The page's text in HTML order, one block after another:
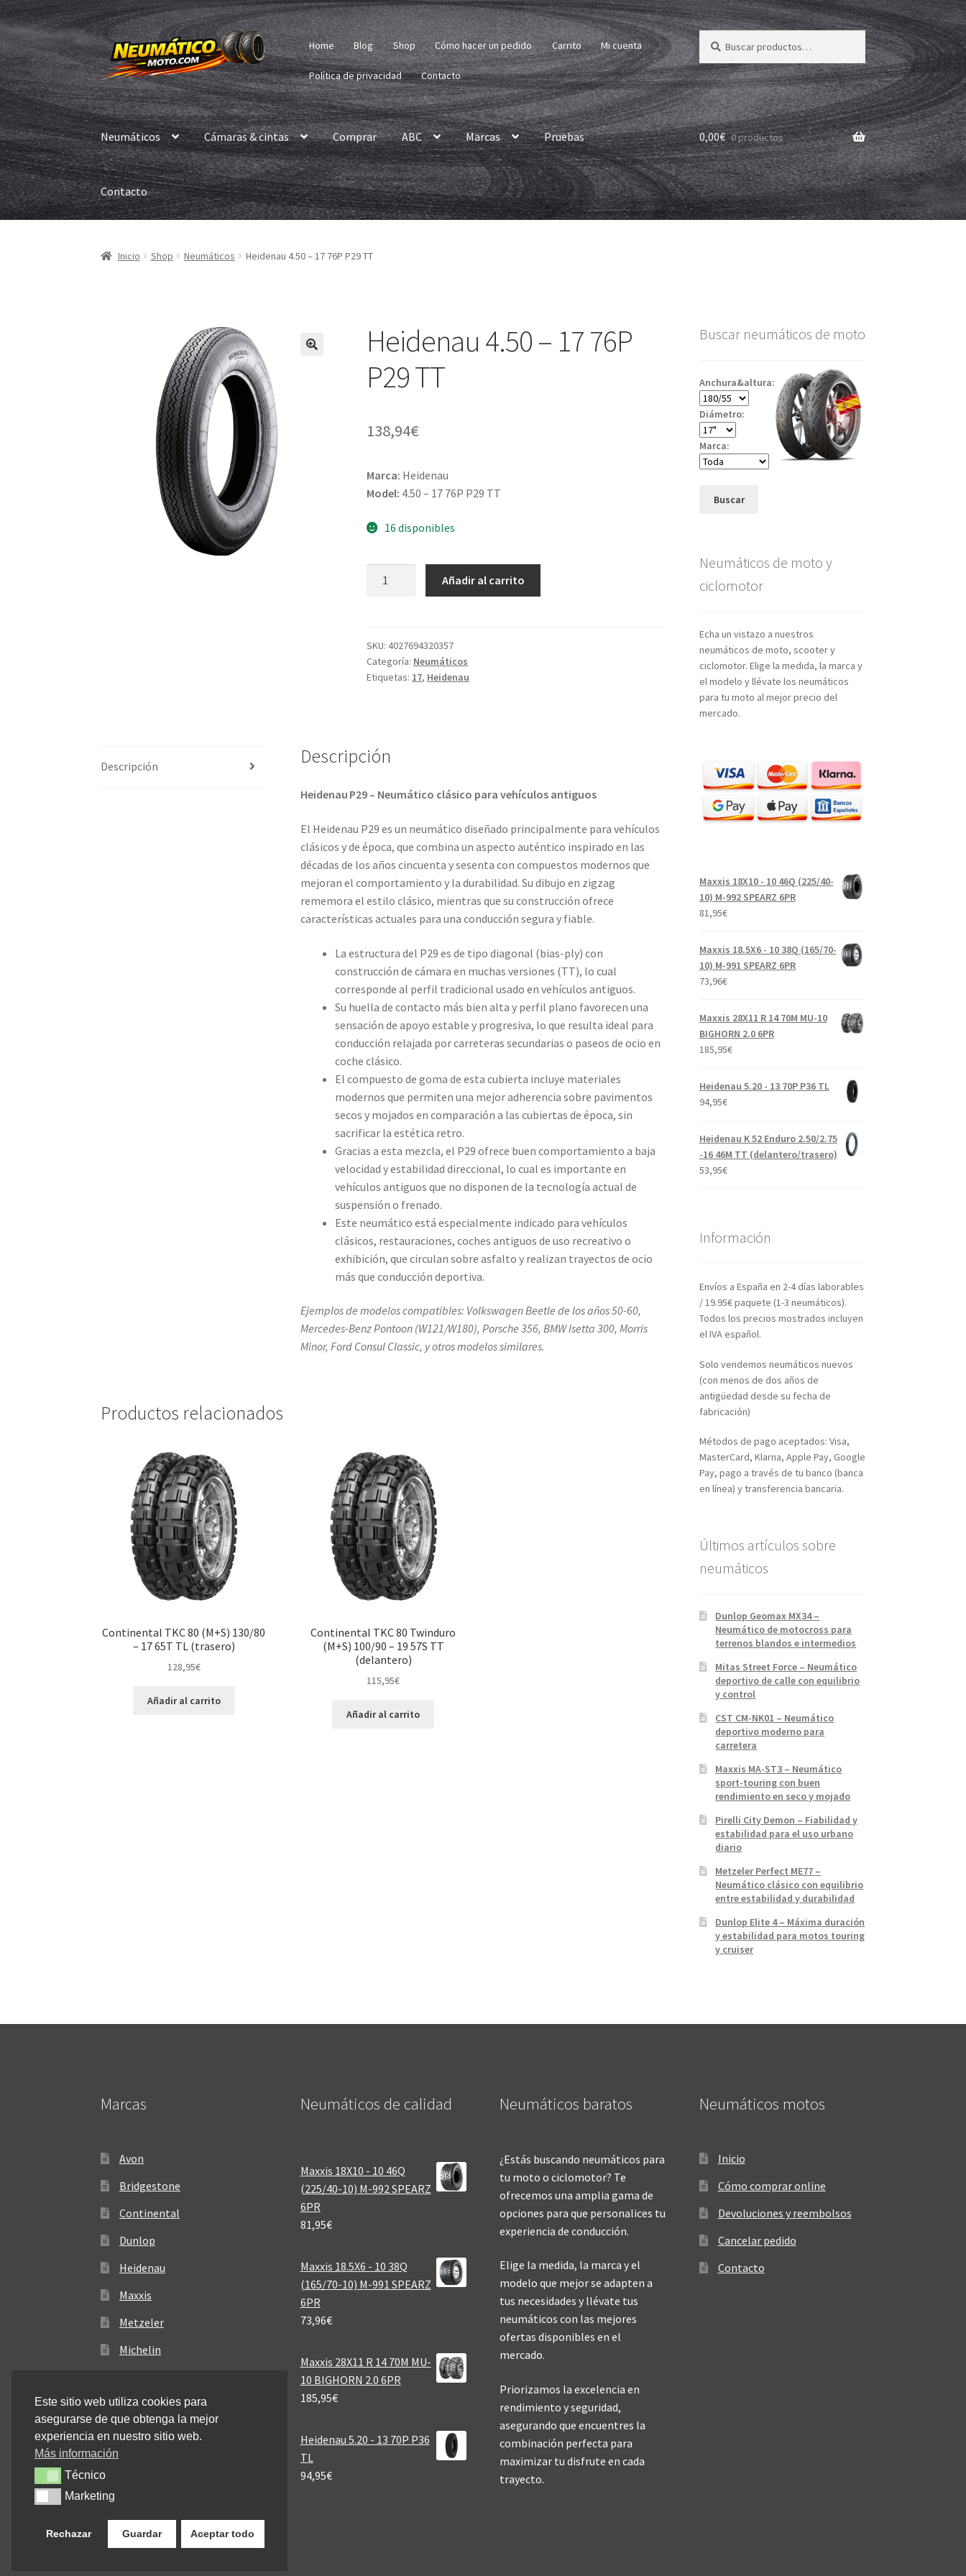
Ir
a
la
navegación
Ir
al
contenido
Home Blog Shop Cómo hacer un pedido Carrito Mi cuenta
Política de privacidad Contacto
Buscar
por:
Buscar
Neumáticos Cámaras & cintas Comprar ABC Marcas Pruebas
Contacto
0,00€ 0 productos
Inicio Shop Neumáticos Heidenau 4.50 – 17 76P P29 TT
Heidenau 4.50 – 17 76P
P29 TT
138,94€
Marca: Heidenau
Model: 4.50 – 17 76P P29 TT
16 disponibles
76P
P29
TT
Añadir al carrito
SKU:4027694320357
Categoría: Neumáticos
Etiquetas: 17, Heidenau
Descripción Descripción
Heidenau P29 – Neumático clásico para vehículos antiguos
El Heidenau P29 es un neumático diseñado principalmente para vehículos
clásicos y de época, que combina un aspecto auténtico inspirado en las
décadas de los años cincuenta y sesenta con compuestos modernos que
mejoran el comportamiento y la durabilidad. Su dibujo en zigzag
rememora el estilo clásico, mientras que su construcción ofrece
características actuales para una conducción segura y fiable.
La estructura del P29 es de tipo diagonal (bias-ply) con
construcción de cámara en muchas versiones (TT), lo cual
corresponde al perfil tradicional usado en vehículos antiguos.
Su huella de contacto más bien alta y perfil plano favorecen una
sensación de apoyo estable y progresiva, lo que resulta ideal para
conducción relajada por carreteras secundarias o paseos de ocio en
coche clásico.
El compuesto de goma de esta cubierta incluye materiales
modernos que permiten una mejor adherencia sobre pavimentos
secos y mojados en comparación a las cubiertas de época, sin
sacrificar la estética retro.
Gracias a esta mezcla, el P29 ofrece buen comportamiento a baja
velocidad y estabilidad direccional, lo cual es importante en
vehículos antiguos que no disponen de la tecnología actual de
suspensión o frenado.
Este neumático está especialmente indicado para vehículos
clásicos, restauraciones, coches antiguos de uso recreativo o
exhibición, que circulan sobre asfalto y realizan trayectos de ocio
más que conducción deportiva.
Ejemplos de modelos compatibles: Volkswagen Beetle de los años 50-60,
Mercedes-Benz Pontoon (W121/W180), Porsche 356, BMW Isetta 300, Morris
Minor, Ford Consul Classic, y otros modelos similares.
Productos relacionados
Continental TKC 80 (M+S) 130/80
– 17 65T TL (trasero)
128,95€
Añadir al carrito
Continental TKC 80 Twinduro
(M+S) 100/90 – 19 57S TT
(delantero)
115,95€
Añadir al carrito
Buscar neumáticos de moto
Anchura&altura:
Diámetro:
Marca:
Buscar
Neumáticos de moto y
ciclomotor
Echa un vistazo a nuestros
neumáticos de moto, scooter y
ciclomotor. Elige la medida, la marca y
el modelo y llévate los neumáticos
para tu moto al mejor precio del
mercado.
Maxxis 18X10 - 10 46Q (225/40-
10) M-992 SPEARZ 6PR
81,95€
Maxxis 18.5X6 - 10 38Q (165/70-
10) M-991 SPEARZ 6PR
73,96€
Maxxis 28X11 R 14 70M MU-10
BIGHORN 2.0 6PR
185,95€
Heidenau 5.20 - 13 70P P36 TL
94,95€
Heidenau K 52 Enduro 2.50/2.75
-16 46M TT (delantero/trasero)
53,95€
Información
Envíos a España en 2-4 días laborables
/ 19.95€ paquete (1-3 neumáticos).
Todos los precios mostrados incluyen
el IVA español.
Solo vendemos neumáticos nuevos
(con menos de dos años de
antigüedad desde su fecha de
fabricación)
Métodos de pago aceptados: Visa,
MasterCard, Klarna, Apple Pay, Google
Pay, pago a través de tu banco (banca
en línea) y transferencia bancaria.
Últimos artículos sobre
neumáticos
Dunlop Geomax MX34 –
Neumático de motocross para
terrenos blandos e intermedios
Mitas Street Force – Neumático
deportivo de calle con equilibrio
y control
CST CM-NK01 – Neumático
deportivo moderno para
carretera
Maxxis MA-ST3 – Neumático
sport-touring con buen
rendimiento en seco y mojado
Pirelli City Demon – Fiabilidad y
estabilidad para el uso urbano
diario
Metzeler Perfect ME77 –
Neumático clásico con equilibrio
entre estabilidad y durabilidad
Dunlop Elite 4 – Máxima duración
y estabilidad para motos touring
y cruiser
Marcas
Avon
Bridgestone
Continental
Dunlop
Heidenau
Maxxis
Metzeler
Michelin
Pirelli
Neumáticos de calidad‎
Maxxis 18X10 - 10 46Q
(225/40-10) M-992 SPEARZ
6PR
81,95€
Maxxis 18.5X6 - 10 38Q
(165/70-10) M-991 SPEARZ
6PR
73,96€
Maxxis 28X11 R 14 70M MU-
10 BIGHORN 2.0 6PR
185,95€
Heidenau 5.20 - 13 70P P36
TL
94,95€
Neumáticos baratos
¿Estás buscando neumáticos para
tu moto o ciclomotor? Te
ofrecemos una amplia gama de
opciones para que personalices tu
experiencia de conducción.
Elige la medida, la marca y el
modelo que mejor se adapten a
tus necesidades y llévate tus
neumáticos con las mejores
ofertas disponibles en el
mercado.
Priorizamos la excelencia en
rendimiento y seguridad,
asegurando que encuentres la
combinación perfecta para
maximizar tu disfrute en cada
trayecto.
Neumáticos motos
Inicio
Cómo comprar online
Devoluciones y reembolsos
Cancelar pedido
Contacto
Este sitio web utiliza cookies para
asegurarse de que obtenga la mejor
experiencia en nuestro sitio web.
Más información
TécnicoTécnico
MarketingMarketing
Rechazar Guardar Aceptar todo